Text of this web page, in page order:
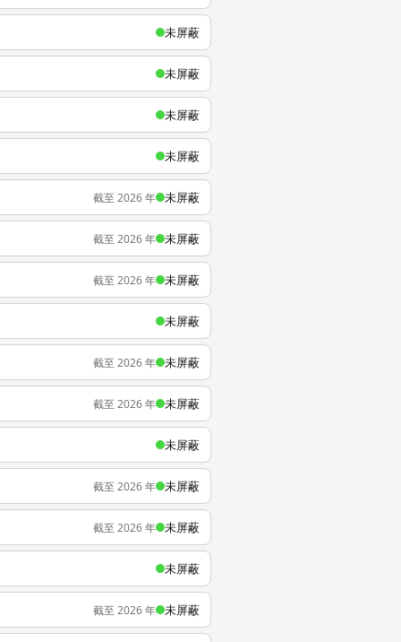
未屏蔽
未屏蔽
未屏蔽
未屏蔽
截至 2026 年 未屏蔽
截至 2026 年 未屏蔽
截至 2026 年 未屏蔽
未屏蔽
截至 2026 年 未屏蔽
截至 2026 年 未屏蔽
未屏蔽
截至 2026 年 未屏蔽
截至 2026 年 未屏蔽
未屏蔽
截至 2026 年 未屏蔽